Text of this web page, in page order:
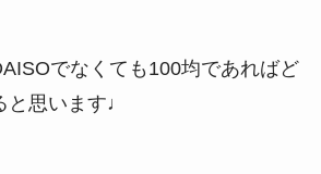
でなくても100均であればど
と思います♩